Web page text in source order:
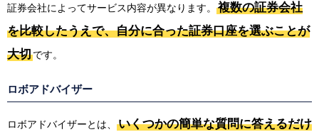
証券会社によってサービス内容が異なります。
複数の証券会社
を比較したうえで、自分に合った証券口座を選ぶことが
大切です。
ロボアドバイザー
ロボアドバイザーとは、
いくつかの簡単な質問に答えるだけ